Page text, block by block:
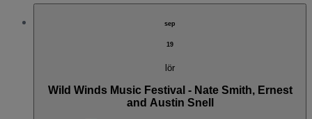
sep
19
lör
Wild Winds Music Festival - Nate Smith, Ernest
and Austin Snell